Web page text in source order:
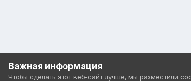
Важная информация
Чтобы сделать этот веб-сайт лучше, мы разместили